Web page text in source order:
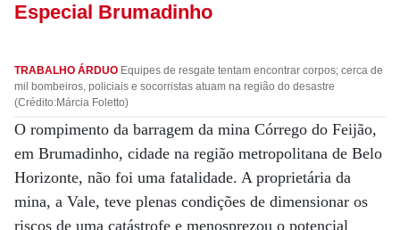
Especial Brumadinho
TRABALHO ÁRDUO Equipes de resgate tentam encontrar corpos; cerca de
mil bombeiros, policiais e socorristas atuam na região do desastre
(Crédito:Márcia Foletto)
O rompimento da barragem da mina Córrego do Feijão,
em Brumadinho, cidade na região metropolitana de Belo
Horizonte, não foi uma fatalidade. A proprietária da
mina, a Vale, teve plenas condições de dimensionar os
riscos de uma catástrofe e menosprezou o potencial